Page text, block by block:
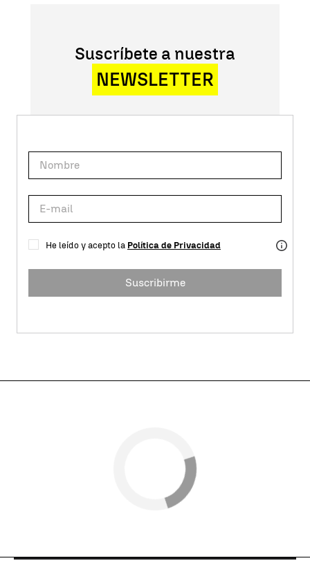
Suscríbete a nuestra
NEWSLETTER
He leído y acepto la Política de Privacidad
Suscribirme